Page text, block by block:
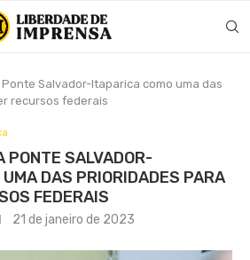
Salvador-Itaparica como uma das
recursos federais
PONTE SALVADOR-
DAS PRIORIDADES PARA
FEDERAIS
21 de janeiro de 2023